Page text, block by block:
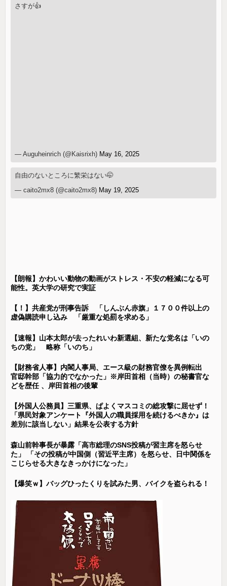
さすが👍
— Auguheinrich (@Kaisrixh) May 16, 2025
自由のないところに繁栄はない🤭
— caito2mx8 (@caito2mx8) May 19, 2025
【朗報】かわいい動物の動画がストレス・不安の軽減になる可
能性。英大学の研究で実証
【！】共産党が刑事告訴 「しんぶん赤旗」１７００件以上の
虚偽購読申し込み 「厳重な処罰を求める」
【速報】山本太郎が去ったれいわ新選組、新たな党名は「いの
ちの党」 略称「いのち」
【財務省人事】内閣人事局、エース級の財務官僚を異例転出
官邸幹部「協力的でなかった」※岸田首相（当時）の秘書官な
どを歴任 、岸田首相の後輩
【外国人公務員】三重県、ぱよくマスコミの総攻撃に屈せず！
「県民対象アンケート『外国人の職員採用を続けるべきか』は
差別に該当しない」結果を公表する方針
森山前幹事長が暴露「高市総理のSNS投稿が習主席を怒らせ
た」 「その投稿が中国側（習近平主席）を怒らせ、日中関係を
こじらせる大きなきっかけになった」
【爆笑ｗ】バッグひったくりを試みた男、バイクを盗られる！